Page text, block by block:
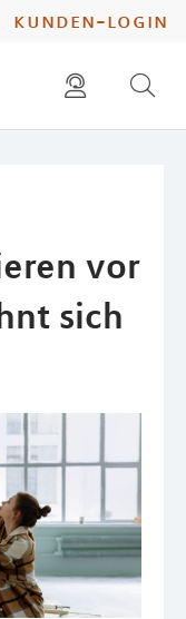
kunden-login
vor
sich